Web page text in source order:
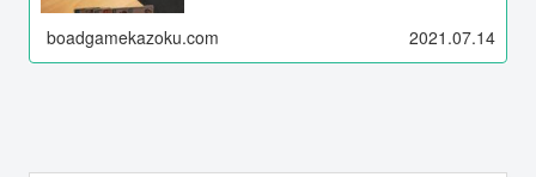
boadgamekazoku.com 2021.07.14